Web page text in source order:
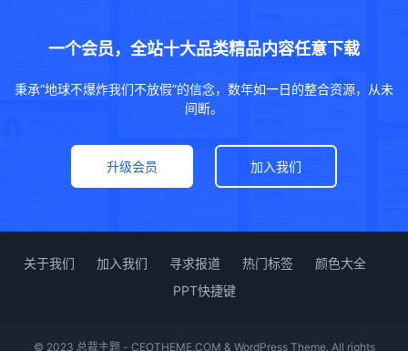
一个会员，全站十大品类精品内容任意下载
秉承“地球不爆炸我们不放假”的信念，数年如一日的整合资源，从未
间断。
升级会员 加入我们
关于我们 加入我们 寻求报道 热门标签
颜色大全
PPT快捷键
© 2023 总裁主题 - CEOTHEME.COM & WordPress Theme. All rights